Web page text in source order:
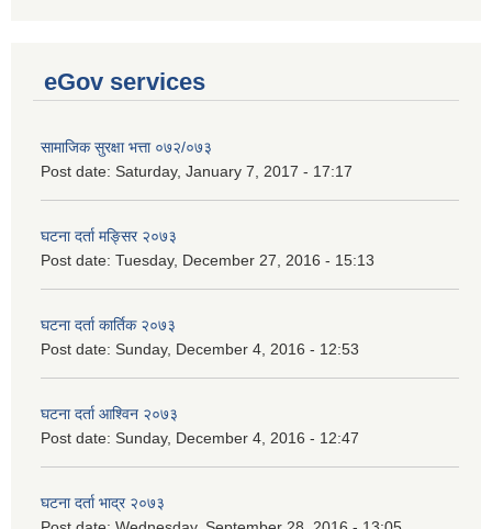
eGov services
सामाजिक सुरक्षा भत्ता ०७२/०७३
Post date: Saturday, January 7, 2017 - 17:17
घटना दर्ता मङ्सिर २०७३
Post date: Tuesday, December 27, 2016 - 15:13
घटना दर्ता कार्तिक २०७३
Post date: Sunday, December 4, 2016 - 12:53
घटना दर्ता आश्विन २०७३
Post date: Sunday, December 4, 2016 - 12:47
घटना दर्ता भाद्र २०७३